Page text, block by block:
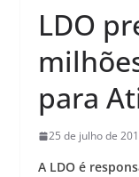
LDO
para
25 de julho de
A LDO é